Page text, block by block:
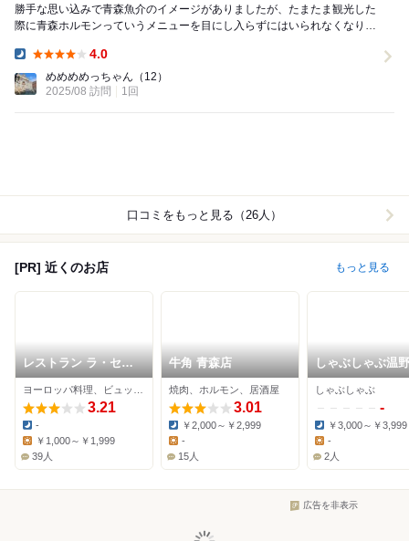
勝手な思い込みで青森魚介のイメージがありましたが、たまたま観光した
際に青森ホルモンっていうメニューを目にし入らずにはいられなくなり思
4.0
めめめめっちゃん （12）
2025/08 訪問
1回
口コミをもっと見る（26人）
[PR] 近くのお店 もっと見る
レストラン ラ・セー
ラ
3.21
Dinner:
-
Lunch:
￥1,000～￥1,999
39人
牛角 青森店
焼肉、ホルモン、居酒屋
3.01
Dinner:
￥2,000～￥2,999
Lunch:
-
15人
しゃぶしゃぶ温
青森中央インタ
しゃぶしゃぶ
-
Dinner:
￥3,000～￥3,999
Lunch:
-
2人
広告を非表示